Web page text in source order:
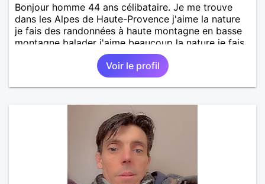
Bonjour homme 44 ans célibataire. Je me trouve
dans les Alpes de Haute-Provence j'aime la nature
je fais des randonnées à haute montagne en basse
montagne balader j'aime beaucoup la nature je fais
un grand potager beaucoup de légumes. Et aussi
très bricoleur on appelle monsieur MacGyver 😉
garçon gentil aimable sensible honnête généreux
très réservé. L'homme très prévenant à me
Voir le profil